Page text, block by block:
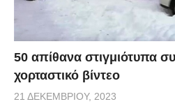
50 απίθανα στιγμιότυπα
χορταστικό βίντεο
21 ΔΕΚΕΜΒΡΊΟΥ, 2023